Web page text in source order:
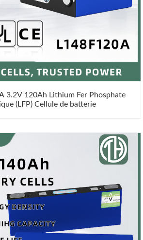
3.2V 120Ah Lithium Fer Phosphate
(LFP) Cellule de batterie